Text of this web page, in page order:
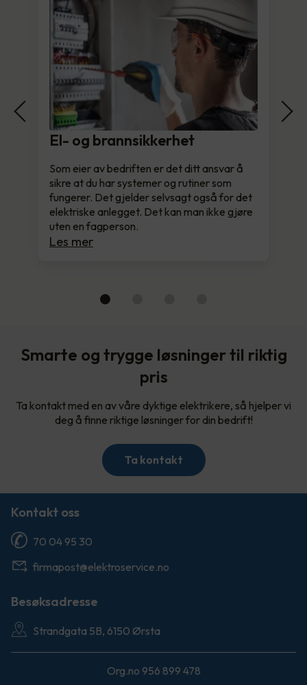
El- og brannsikkerhet
Som eier av bedriften er det ditt ansvar å
sikre at du har systemer og rutiner som
fungerer. Det gjelder selvsagt også for det
elektriske anlegget. Det kan man ikke gjøre
uten en fagperson.
Les mer
Smarte og trygge løsninger til riktig
pris
Ta kontakt med en av våre dyktige elektrikere, så hjelper vi
deg å finne riktige løsninger for din bedrift!
Ta kontakt
Kontakt oss
70 04 95 30
firmapost@elektroservice.no
Besøksadresse
Strandgata 5B, 6150 Ørsta
Org.no 956 899 478